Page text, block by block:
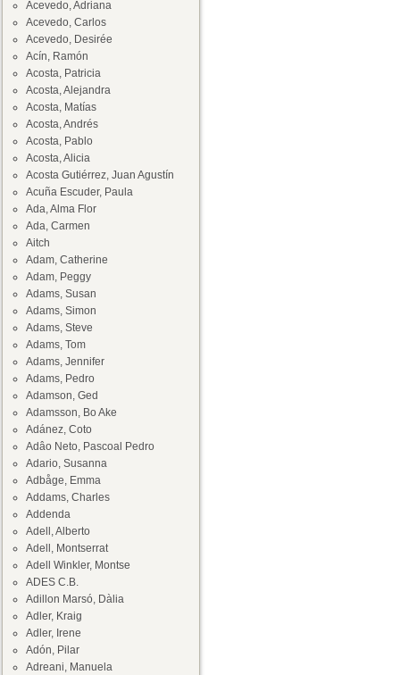
Acevedo, Adriana
Acevedo, Carlos
Acevedo, Desirée
Acín, Ramón
Acosta, Patricia
Acosta, Alejandra
Acosta, Matías
Acosta, Andrés
Acosta, Pablo
Acosta, Alicia
Acosta Gutiérrez, Juan Agustín
Acuña Escuder, Paula
Ada, Alma Flor
Ada, Carmen
Aitch
Adam, Catherine
Adam, Peggy
Adams, Susan
Adams, Simon
Adams, Steve
Adams, Tom
Adams, Jennifer
Adams, Pedro
Adamson, Ged
Adamsson, Bo Ake
Adánez, Coto
Adâo Neto, Pascoal Pedro
Adario, Susanna
Adbåge, Emma
Addams, Charles
Addenda
Adell, Alberto
Adell, Montserrat
Adell Winkler, Montse
ADES C.B.
Adillon Marsó, Dàlia
Adler, Kraig
Adler, Irene
Adón, Pilar
Adreani, Manuela